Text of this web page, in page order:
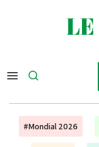
#Mondial 2026